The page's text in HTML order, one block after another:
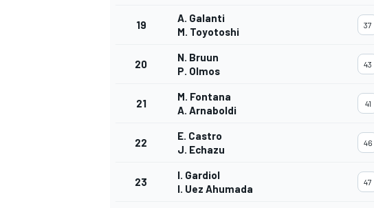
19
A. Galanti
M. Toyotoshi
37
20
N. Bruun
P. Olmos
43
21
M. Fontana
A. Arnaboldi
41
22
E. Castro
J. Echazu
46
23
I. Gardiol
I. Uez Ahumada
47